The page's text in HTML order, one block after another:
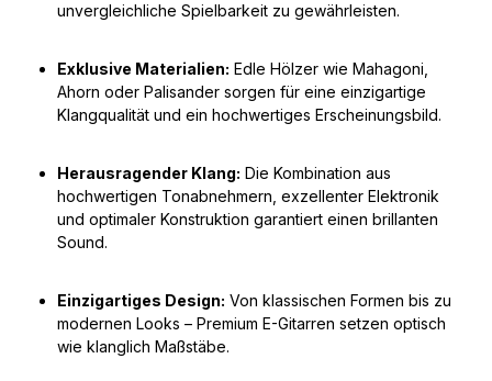
unvergleichliche Spielbarkeit zu gewährleisten.
Exklusive Materialien: Edle Hölzer wie Mahagoni,
Ahorn oder Palisander sorgen für eine einzigartige
Klangqualität und ein hochwertiges Erscheinungsbild.
Herausragender Klang: Die Kombination aus
hochwertigen Tonabnehmern, exzellenter Elektronik
und optimaler Konstruktion garantiert einen brillanten
Sound.
Einzigartiges Design: Von klassischen Formen bis zu
modernen Looks – Premium E-Gitarren setzen optisch
wie klanglich Maßstäbe.